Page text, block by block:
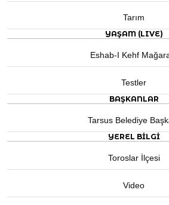
Tarım
YAŞAM (LIVE)
Eshab-I Kehf
Testler
BAŞKANLAR
Tarsus Belediye
YEREL BILGI
Toroslar İlçesi
Video